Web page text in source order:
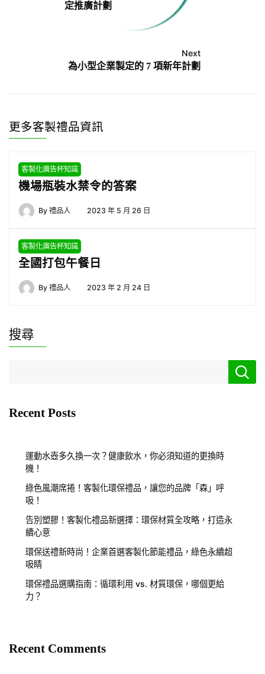
定推廣計劃
Next
為小型企業製定的 7 項新年計劃
更多客製禮品資訊
客製化廣告杯知識
機場瓶裝水禁令的答案
By 禮品人 2023 年 5 月 26 日
客製化廣告杯知識
全國打包午餐日
By 禮品人 2023 年 2 月 24 日
搜尋
Recent Posts
運動水壺多久換一次？健康飲水，你必須知道的更換時
機！
綠色風潮席捲！客製化環保禮品，讓您的品牌「森」呼
吸！
告別塑膠！客製化禮品新選擇：環保材質全攻略，打造永
續心意
環保送禮新時尚！企業首選客製化節能禮品，綠色永續超
吸睛
環保禮品選購指南：循環利用 vs. 材質環保，哪個更給
力？
Recent Comments